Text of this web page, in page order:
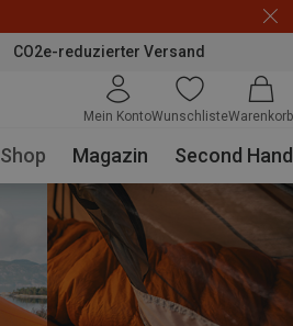
CO2e-reduzierter Versand
Mein KontoWunschlisteWarenkorb
Shop Magazin Second Hand